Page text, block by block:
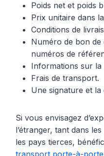
Poids net et poids
Prix unitaire dans
Conditions de
Numéro de bon de
numéros de
Informations sur la
Frais de transport.
Une signature et la
Si vous envisagez
l’étranger, tant dans
les pays tierces,